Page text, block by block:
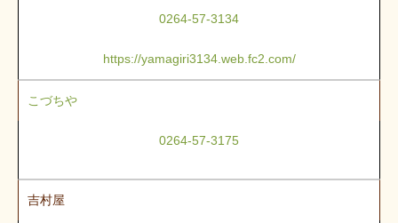
0264-57-3134
https://yamagiri3134.web.fc2.com/
こづちや
0264-57-3175
吉村屋